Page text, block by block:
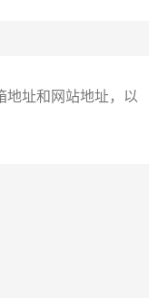
地址和网站地址，以